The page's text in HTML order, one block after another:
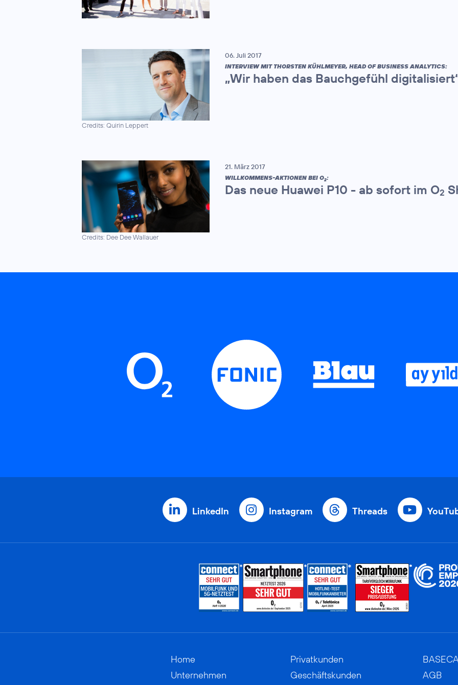
Credits: Quirin Leppert
06. Juli 2017
INTERVIEW MIT THORSTEN KÜHLMEYER, HEAD OF BUSINESS ANALYTICS:
„Wir haben das Bauchgefühl
Credits: Dee Dee Wallauer
21. März 2017
WILLKOMMENS-AKTIONEN BEI O2:
Das neue Huawei P10 - ab sofort im O2
LinkedIn Instagram Threads
Home
Unternehmen
Privatkunden
Geschäftskunden
AGB